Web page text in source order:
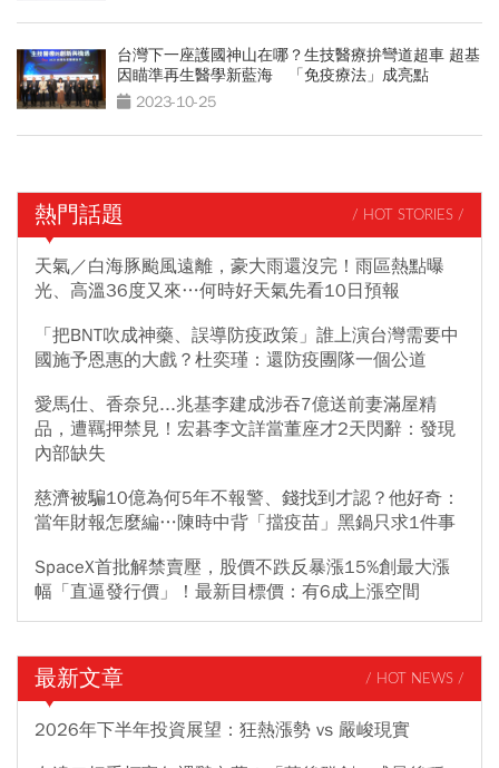
台灣下一座護國神山在哪？生技醫療拚彎道超車 超基
因瞄準再生醫學新藍海 「免疫療法」成亮點
2023-10-25
熱門話題 / HOT STORIES /
天氣／白海豚颱風遠離，豪大雨還沒完！雨區熱點曝
光、高溫36度又來…何時好天氣先看10日預報
「把BNT吹成神藥、誤導防疫政策」誰上演台灣需要中
國施予恩惠的大戲？杜奕瑾：還防疫團隊一個公道
愛馬仕、香奈兒...兆基李建成涉吞7億送前妻滿屋精
品，遭羈押禁見！宏碁李文詳當董座才2天閃辭：發現
內部缺失
慈濟被騙10億為何5年不報警、錢找到才認？他好奇：
當年財報怎麼編…陳時中背「擋疫苗」黑鍋只求1件事
SpaceX首批解禁賣壓，股價不跌反暴漲15%創最大漲
幅「直逼發行價」！最新目標價：有6成上漲空間
最新文章 / HOT NEWS /
2026年下半年投資展望：狂熱漲勢 vs 嚴峻現實